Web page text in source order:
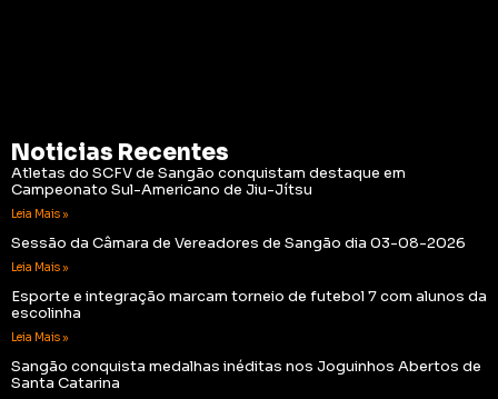
Noticias Recentes
Atletas do SCFV de Sangão conquistam destaque em
Campeonato Sul-Americano de Jiu-Jítsu
Leia Mais »
Sessão da Câmara de Vereadores de Sangão dia 03-08-2026
Leia Mais »
Esporte e integração marcam torneio de futebol 7 com alunos da
escolinha
Leia Mais »
Sangão conquista medalhas inéditas nos Joguinhos Abertos de
Santa Catarina